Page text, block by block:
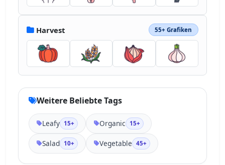
Harvest 55+ Grafiken
Weitere Beliebte Tags
Leafy 15+ Organic 15+
Salad 10+ Vegetable 45+